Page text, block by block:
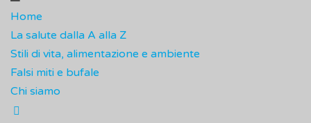
Home
La salute dalla A alla Z
Stili di vita, alimentazione e ambiente
Falsi miti e bufale
Chi siamo